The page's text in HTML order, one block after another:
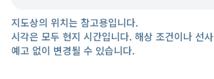
지도상의 위치는 참고용입니다.
시각은 모두 현지 시간입니다. 해상 조건이나 선
예고 없이 변경될 수 있습니다.